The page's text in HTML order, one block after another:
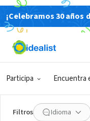
¡Celebramos 30 años
Participa Encuentra
Filtros Idioma
ORGANIZACIÓN
Uganda
and Allied
Uganda, 07, Tanzania|
Acerca de